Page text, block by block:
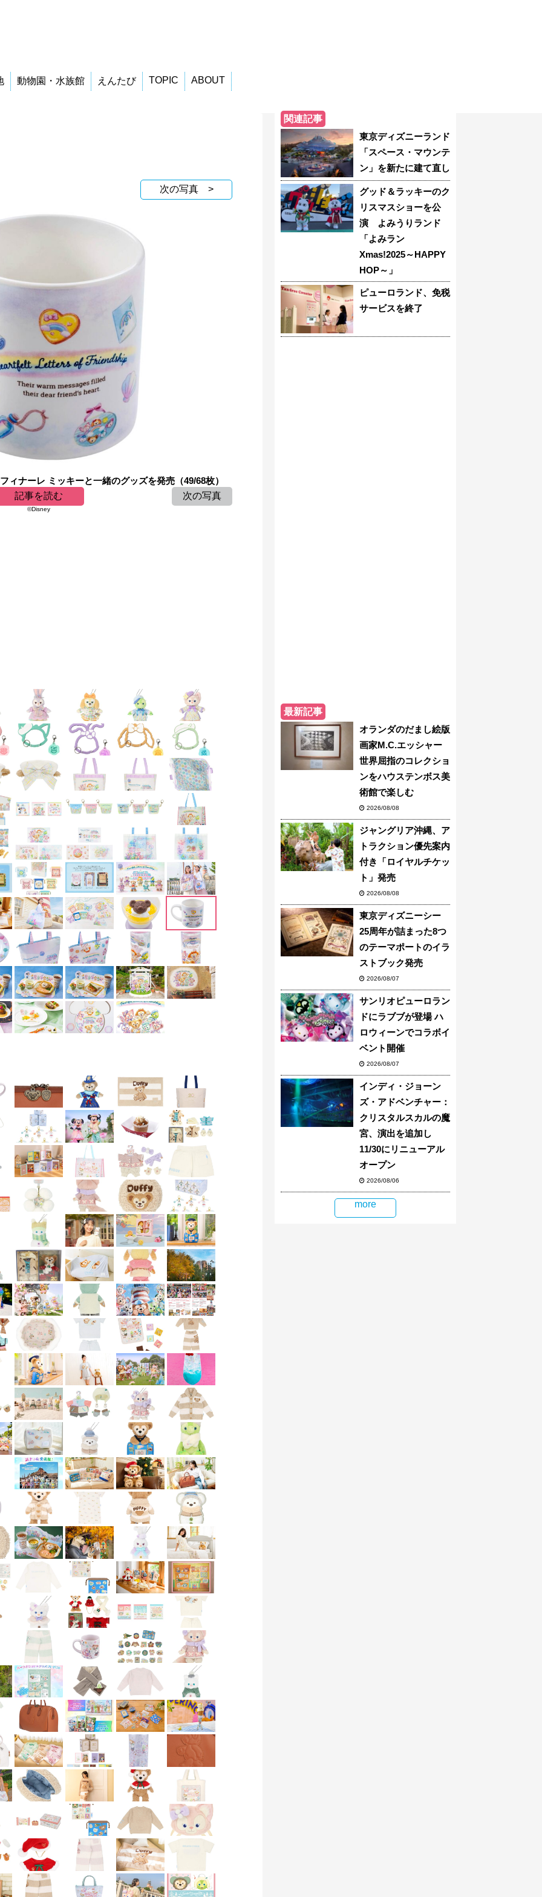
動物園・水族館 えんたび TOPIC ABOUT
次の写真 >
ィナーレ ミッキーと一緒のグッズを発売（49/68枚）
記事を読む
次の写真
©Disney
関連記事
東京ディズニーランド
「スペース・マウンテ
ン」を新たに建て直し
グッド＆ラッキーのク
リスマスショーを公
演 よみうりランド
「よみラン
Xmas!2025～HAPPY
HOP～」
ピューロランド、免税
サービスを終了
最新記事
オランダのだまし絵版
画家M.C.エッシャー
世界屈指のコレクショ
ンをハウステンボス美
術館で楽しむ
2026/08/08
ジャングリア沖縄、ア
トラクション優先案内
付き「ロイヤルチケッ
ト」発売
2026/08/08
東京ディズニーシー
25周年が詰まった8つ
のテーマポートのイラ
ストブック発売
2026/08/07
サンリオピューロラン
ドにラブブが登場 ハ
ロウィーンでコラボイ
ベント開催
2026/08/07
インディ・ジョーン
ズ・アドベンチャー：
クリスタルスカルの魔
宮、演出を追加し
11/30にリニューアル
オープン
2026/08/06
more